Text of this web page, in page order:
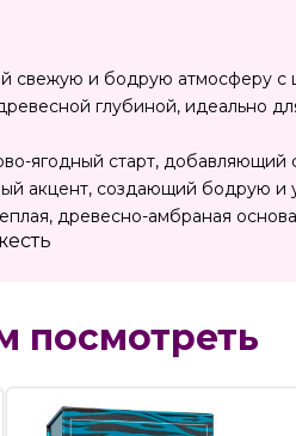
и бодрую атмосферу с
глубиной, идеально
ягодный старт, добавляющий
акцент, создающий бодрую и
древесно-амбраная
посмотреть